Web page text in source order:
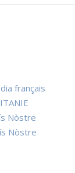
français
Nòstre
Nòstre